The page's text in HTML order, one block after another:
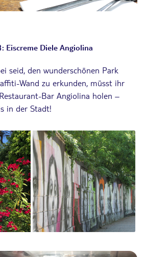
Eiscreme Diele Angiolina
seid, den wunderschönen Park
Wand zu erkunden, müsst ihr
Bar Angiolina holen –
in der Stadt!